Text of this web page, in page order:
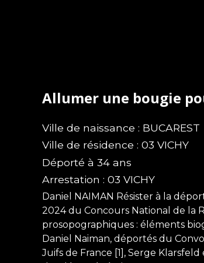
Allumer une bougie
Ville de naissance : BUCAREST
Ville de résidence : 03 VICHY
Déporté à 34 ans
Arrestation : 03 VICHY
Daniel NAIMAN Résister à la
2024 du Concours National de la
prosopographiques : éléments
Daniel Naiman, déportés du
Juifs de France [1], Serge